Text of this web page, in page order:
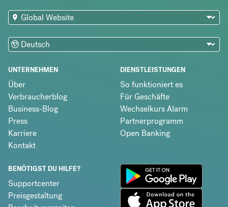
UNTERNEHMEN
Über
Verbraucherblog
Business-Blog
Press
Karriere
Kontakt
DIENSTLEISTUNGEN
So funktioniert es
Für Geschäfte
Wechselkurs Alarm
Partnerprogramm
Open Banking
BENÖTIGST DU HILFE?
Supportcenter
Preisgestaltung